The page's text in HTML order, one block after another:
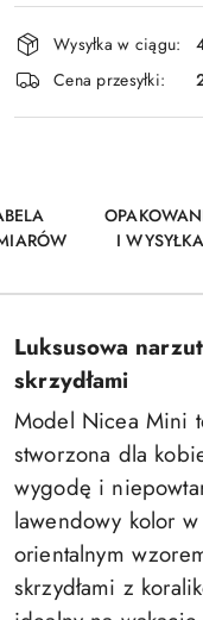
Dostępność
i
dostawa
Wysyłka w ciągu:
Cena przesyłki:
I WYSYŁKA
Luksusowa
skrzydłami
Model Nicea Mini
stworzona dla
wygodę i
lawendowy kolor
orientalnym
skrzydłami z